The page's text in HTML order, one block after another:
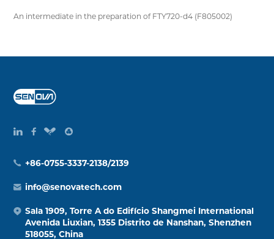
An intermediate in the preparation of FTY720-d4 (F805002)
+86-0755-3337-2138/2139
info@senovatech.com
Sala 1909, Torre A do Edifício Shangmei International
Avenida Liuxian, 1355 Distrito de Nanshan, Shenzhen
518055, China